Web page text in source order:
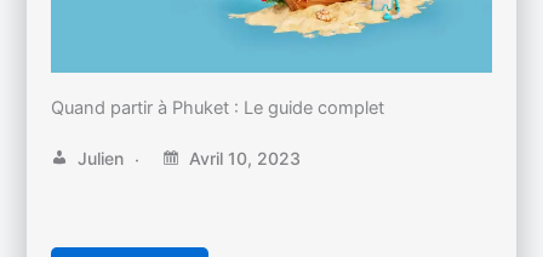
Quand partir à Phuket : Le guide complet
Julien Avril 10, 2023